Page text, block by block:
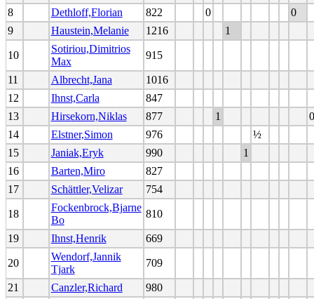
8
Dethloff,Florian 822 0
0
9
Haustein,Melanie 1216 1
10
Sotiriou,Dimitrios
Max
915
11 Albrecht,Jana
1016
12
Ihnst,Carla
847
13
Hirsekorn,Niklas 877 1
0
14
Elstner,Simon 976
½
15
Janiak,Eryk 990
1
16
Barten,Miro
827
17
Schättler,Velizar 754
18
Fockenbrock,Bjarne
Bo
810
19 Ihnst,Henrik 669
20
Wendorf,Jannik
Tjark
709
21 Canzler,Richard
980